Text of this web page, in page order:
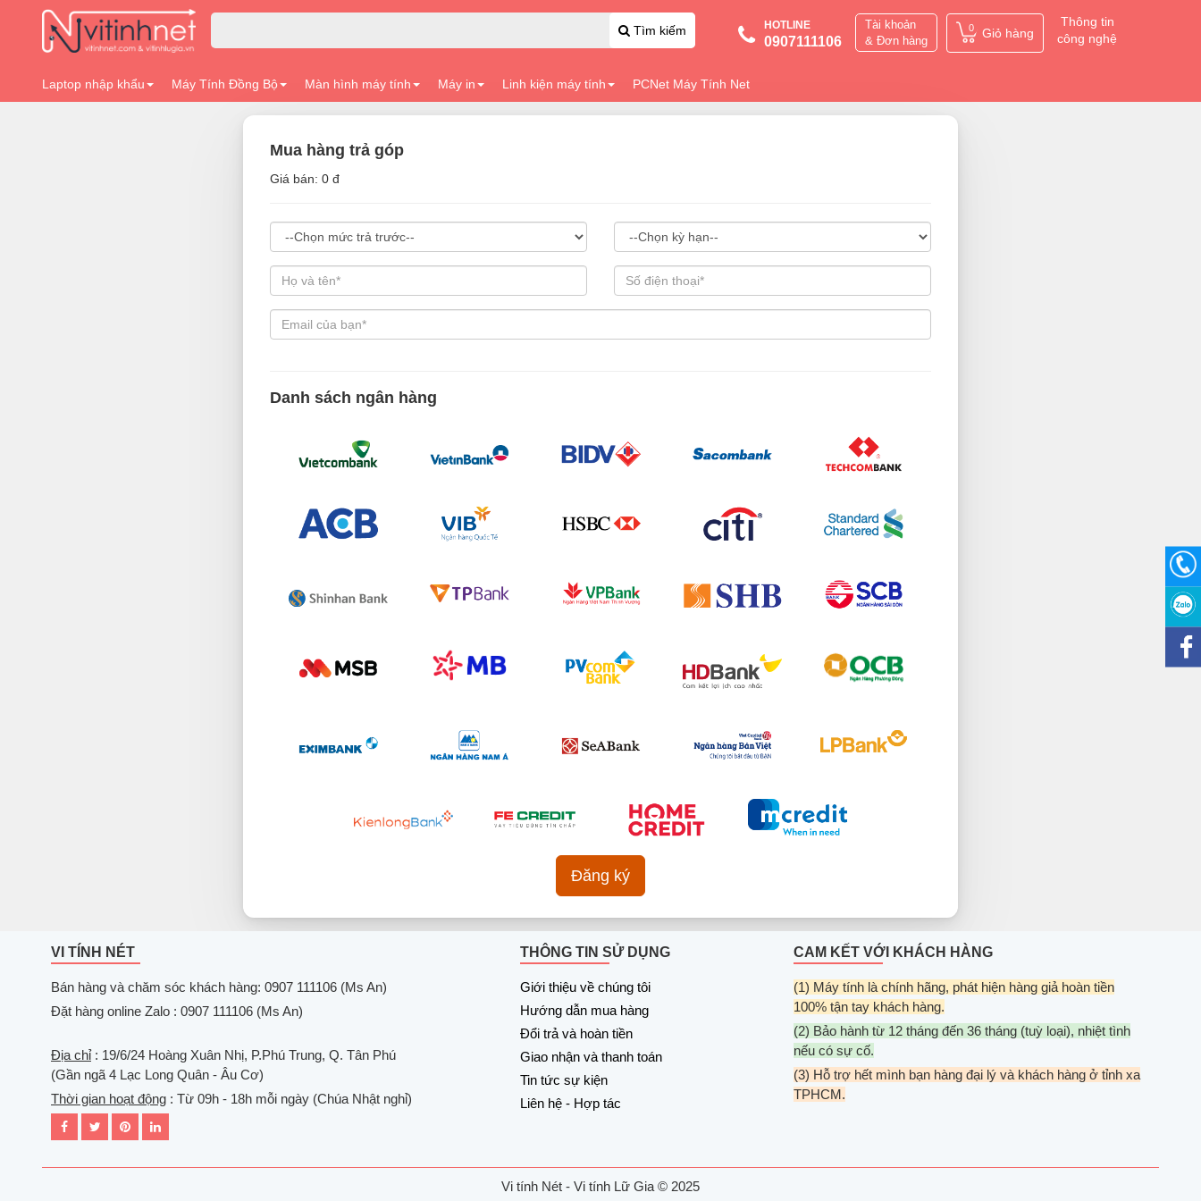
Tìm kiếm HOTLINE
0907111106
Tài khoản
& Đơn hàng
0 Giỏ hàng
Thông tin
công nghệ
Laptop nhập khẩu Máy Tính Đồng Bộ Màn hình máy tính Máy in Linh kiện máy tính PCNet Máy Tính Net
Mua hàng trả góp
Giá bán: 0 đ
Danh sách ngân hàng
Đăng ký
VI TÍNH NÉT
Bán hàng và chăm sóc khách hàng: 0907 111106 (Ms An)
Đặt hàng online Zalo : 0907 111106 (Ms An)
Địa chỉ: 19/6/24 Hoàng Xuân Nhị, P.Phú Trung, Q. Tân Phú
(Gần ngã 4 Lạc Long Quân - Âu Cơ)
Thời gian hoạt động : Từ 09h - 18h mỗi ngày (Chúa Nhật nghỉ)
THÔNG TIN SỬ DỤNG
Giới thiệu về chúng tôi
Hướng dẫn mua hàng
Đổi trả và hoàn tiền
Giao nhận và thanh toán
Tin tức sự kiện
Liên hệ - Hợp tác
CAM KẾT VỚI KHÁCH HÀNG
(1) Máy tính là chính hãng, phát hiện hàng giả hoàn tiền
100% tận tay khách hàng.
(2) Bảo hành từ 12 tháng đến 36 tháng (tuỳ loại), nhiệt tình
nếu có sự cố.
(3) Hỗ trợ hết mình bạn hàng đại lý và khách hàng ở tỉnh xa
TPHCM.
Vi tính Nét - Vi tính Lữ Gia © 2025